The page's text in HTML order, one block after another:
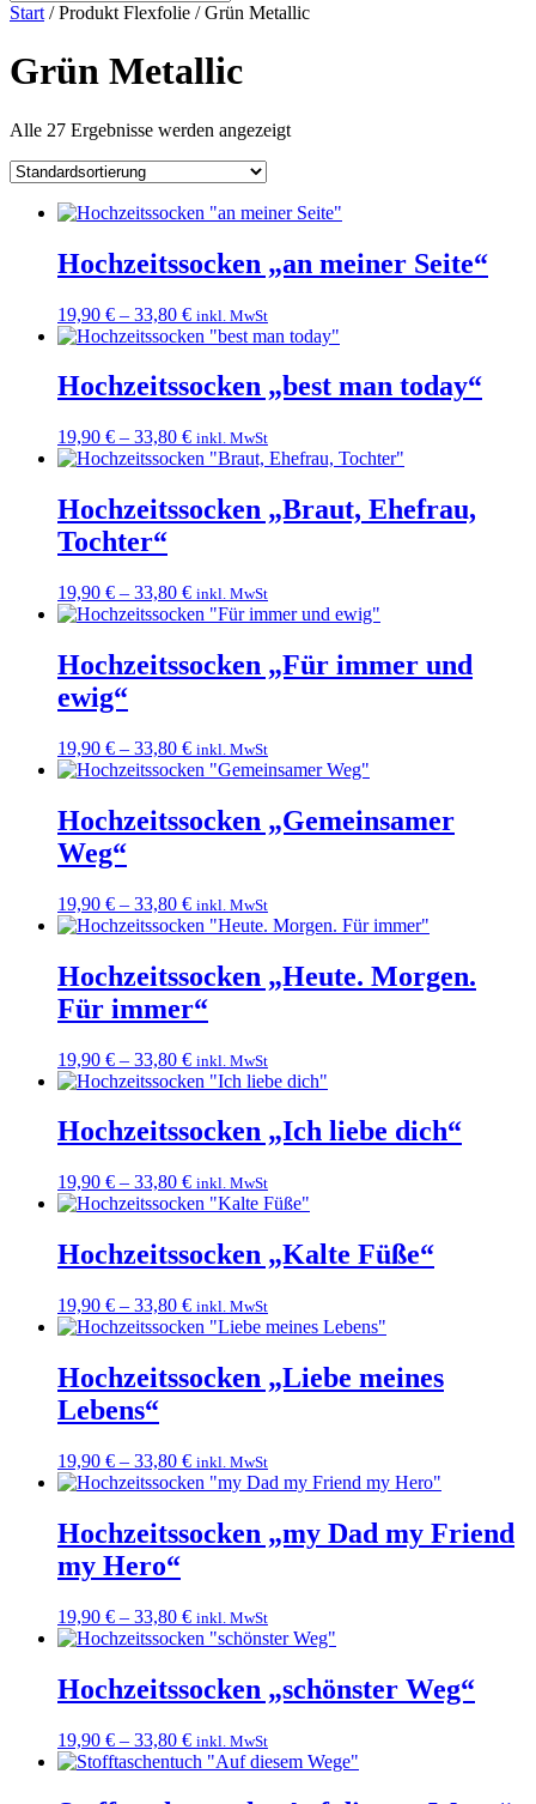
Start / Produkt Flexfolie / Grün Metallic
Grün Metallic
Alle 27 Ergebnisse werden angezeigt
Hochzeitssocken „an meiner Seite“
19,90 € – 33,80 € inkl. MwSt
Hochzeitssocken „best man today“
19,90 € – 33,80 € inkl. MwSt
Hochzeitssocken „Braut, Ehefrau,
Tochter“
19,90 € – 33,80 € inkl. MwSt
Hochzeitssocken „Für immer und
ewig“
19,90 € – 33,80 € inkl. MwSt
Hochzeitssocken „Gemeinsamer
Weg“
19,90 € – 33,80 € inkl. MwSt
Hochzeitssocken „Heute. Morgen.
Für immer“
19,90 € – 33,80 € inkl. MwSt
Hochzeitssocken „Ich liebe dich“
19,90 € – 33,80 € inkl. MwSt
Hochzeitssocken „Kalte Füße“
19,90 € – 33,80 € inkl. MwSt
Hochzeitssocken „Liebe meines
Lebens“
19,90 € – 33,80 € inkl. MwSt
Hochzeitssocken „my Dad my Friend
my Hero“
19,90 € – 33,80 € inkl. MwSt
Hochzeitssocken „schönster Weg“
19,90 € – 33,80 € inkl. MwSt